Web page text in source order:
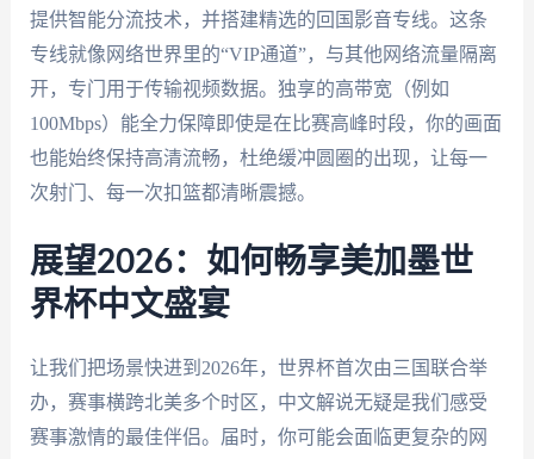
提供智能分流技术，并搭建精选的回国影音专线。这条
专线就像网络世界里的“VIP通道”，与其他网络流量隔离
开，专门用于传输视频数据。独享的高带宽（例如
100Mbps）能全力保障即使是在比赛高峰时段，你的画面
也能始终保持高清流畅，杜绝缓冲圆圈的出现，让每一
次射门、每一次扣篮都清晰震撼。
展望2026：如何畅享美加墨世
界杯中文盛宴
让我们把场景快进到2026年，世界杯首次由三国联合举
办，赛事横跨北美多个时区，中文解说无疑是我们感受
赛事激情的最佳伴侣。届时，你可能会面临更复杂的网